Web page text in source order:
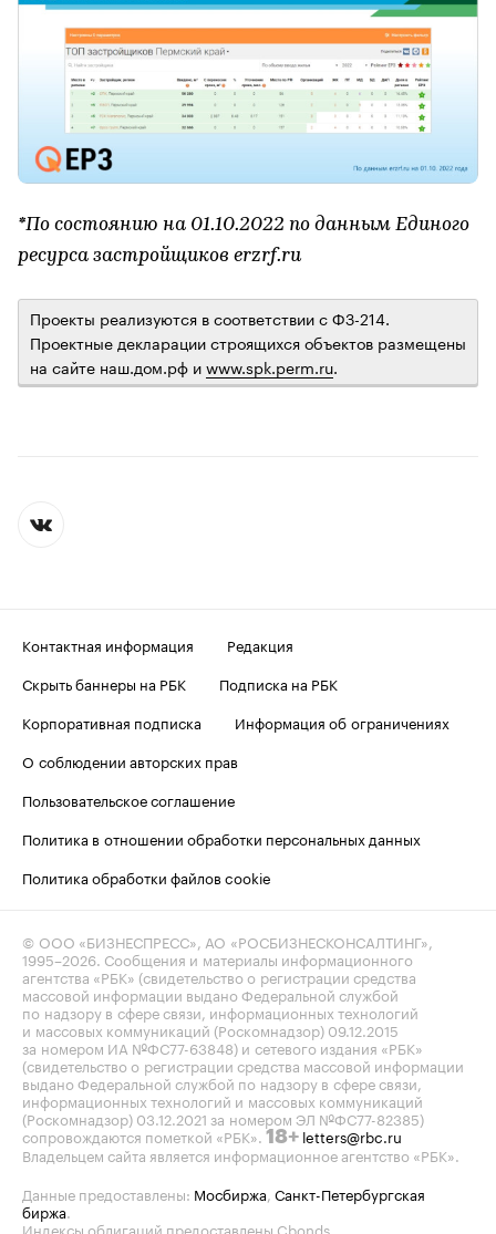
*По состоянию на 01.10.2022 по данным Единого
ресурса застройщиков erzrf.ru
Проекты реализуются в соответствии с ФЗ-214.
Проектные декларации строящихся объектов размещены
на сайте наш.дом.рф иwww.spk.perm.ru.
Контактная информация
Редакция
Скрыть баннеры на РБК
Подписка на РБК
Корпоративная подписка
Информация об ограничениях
О соблюдении авторских прав
Пользовательское соглашение
Политика в отношении обработки персональных данных
Политика обработки файлов cookie
© ООО «БИЗНЕСПРЕСС», АО «РОСБИЗНЕСКОНСАЛТИНГ»,
1995–2026 . Сообщения и материалы информационного
агентства «РБК» (свидетельство о регистрации средства
массовой информации выдано Федеральной службой
по надзору в сфере связи, информационных технологий
и массовых коммуникаций (Роскомнадзор) 09.12.2015
за номером ИА №ФС77-63848) и сетевого издания «РБК»
(свидетельство о регистрации средства массовой информации
выдано Федеральной службой по надзору в сфере связи,
информационных технологий и массовых коммуникаций
(Роскомнадзор) 03.12.2021 за номером ЭЛ №ФС77-82385)
сопровождаются пометкой «РБК». 18+ letters@rbc.ru
Владельцем сайта является информационное агентство «РБК».
Данные предоставлены: Мосбиржа Санкт-Петербургская
биржа
Индексы облигаций предоставлены Cbonds.